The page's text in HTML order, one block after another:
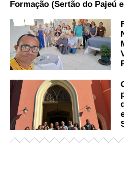
Formação (Sertão do Pajeú